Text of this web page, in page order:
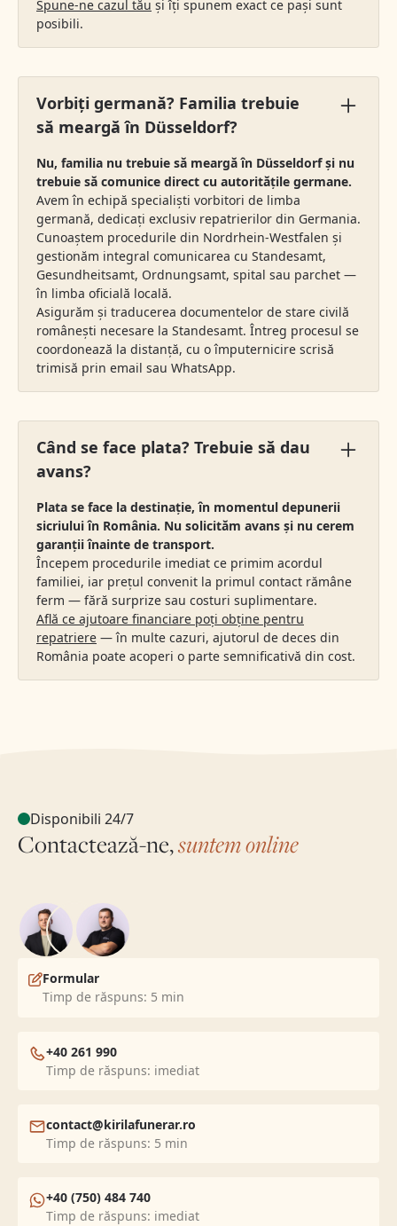
Spune-ne cazul tău și îți spunem exact ce pași sunt
posibili.
Vorbiți germană? Familia trebuie
să meargă în Düsseldorf?
Nu, familia nu trebuie să meargă în Düsseldorf și nu
trebuie să comunice direct cu autoritățile germane.
Avem în echipă specialiști vorbitori de limba
germană, dedicați exclusiv repatrierilor din Germania.
Cunoaștem procedurile din Nordrhein-Westfalen și
gestionăm integral comunicarea cu Standesamt,
Gesundheitsamt, Ordnungsamt, spital sau parchet —
în limba oficială locală.
Asigurăm și traducerea documentelor de stare civilă
românești necesare la Standesamt. Întreg procesul se
coordonează la distanță, cu o împuternicire scrisă
trimisă prin email sau WhatsApp.
Când se face plata? Trebuie să dau
avans?
Plata se face la destinație, în momentul depunerii
sicriului în România. Nu solicităm avans și nu cerem
garanții înainte de transport.
Începem procedurile imediat ce primim acordul
familiei, iar prețul convenit la primul contact rămâne
ferm — fără surprize sau costuri suplimentare.
Află ce ajutoare financiare poți obține pentru
repatriere — în multe cazuri, ajutorul de deces din
România poate acoperi o parte semnificativă din cost.
Disponibili 24/7
Contactează-ne,suntem online
Formular
Timp de răspuns: 5 min
+40 261 990
Timp de răspuns: imediat
contact@kirilafunerar.ro
Timp de răspuns: 5 min
+40 (750) 484 740
Timp de răspuns: imediat